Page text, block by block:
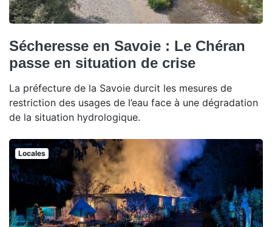
Sécheresse en Savoie : Le Chéran
passe en situation de crise
La préfecture de la Savoie durcit les mesures de
restriction des usages de l’eau face à une dégradation
de la situation hydrologique.
Locales